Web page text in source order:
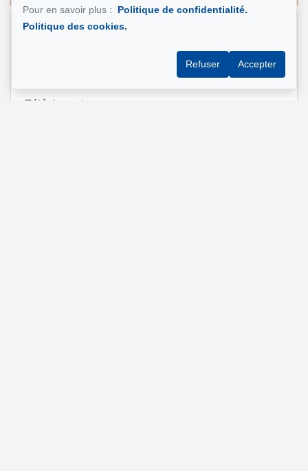
Téléphone *
Pour en savoir plus :
Politique de confidentialité.
Politique des cookies.
Refuser Accepter